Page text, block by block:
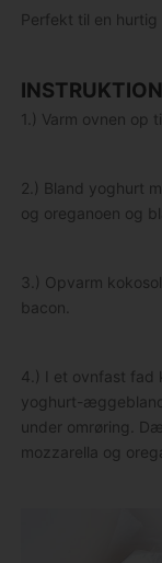
Perfekt til en
1.) Varm ovnen op
2.) Bland yoghurt
og oreganoen og
3.) Opvarm
bacon.
4.) I et ovnfast fad
yoghurt-
under omrøring.
mozzarella og